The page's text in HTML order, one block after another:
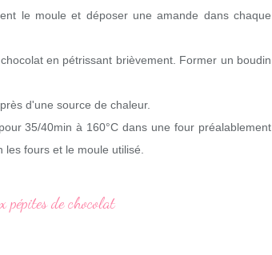
le moule et déposer une amande dans chaque
en pétrissant brièvement. Former un boudin
d'une source de chaleur.
35/40min à 160°C dans une four préalablement
fours et le moule utilisé.